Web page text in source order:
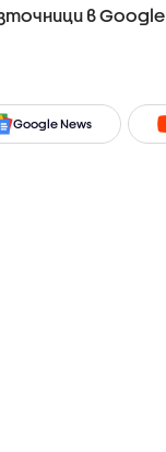
в Google
Google News